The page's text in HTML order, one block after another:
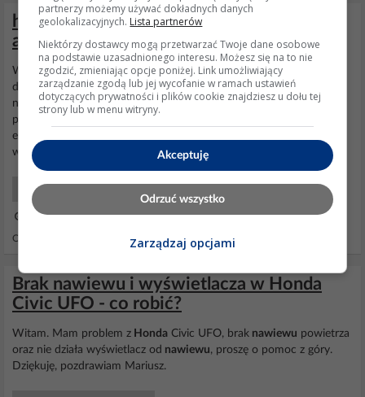
honda Civic 1.3 1993 r nie chce odpalic
auto sie trzęsie śmierdzi benzyna
Witam opisze swoj problem moze ktos mi pomoze bo jestem
dziewczyna mam pierwsze auto i juz 2 mechanik nie potrafi tego
naprawic. Otoz mam 2 miesiac auto zrobilam od razu rozrzad, filtry
paliwa, oleju silnika i swiece mechanik powiedzial ze auto jest ok
ewentualnie jeszcze tylko przewody silnikowe ale to nie jest wazne.
w radiu jakies zwarcia byly jeden...
Samochody Początkujący
14 Wrz 2014 11:59
Odpowiedzi: 4 Wyświetleń: 2538
Brak nawiewu i wyświetlacza w Honda
Civic UFO - co robić?
Witam. Mam problem z Honda Civic UFO, brak nawiewu powietrza
oraz nie działa wyświetlacz od nawiewu, proszę o pomoc z góry.
Dziękuję, pozdrawiam Mariusz.
partnerzy możemy używać dokładnych danych
geolokalizacyjnych. Lista partnerów
Niektórzy dostawcy mogą przetwarzać Twoje dane osobowe
na podstawie uzasadnionego interesu. Możesz się na to nie
zgodzić, zmieniając opcje poniżej. Link umożliwiający
zarządzanie zgodą lub jej wycofanie w ramach ustawień
dotyczących prywatności i plików cookie znajdziesz u dołu tej
strony lub w menu witryny.
Akceptuję
Odrzuć wszystko
Zarządzaj opcjami